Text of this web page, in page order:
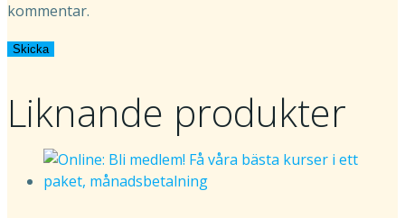
kommentar.
Liknande produkter